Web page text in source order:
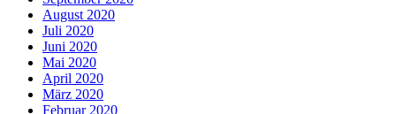
August 2020
Juli 2020
Juni 2020
Mai 2020
April 2020
März 2020
Februar 2020